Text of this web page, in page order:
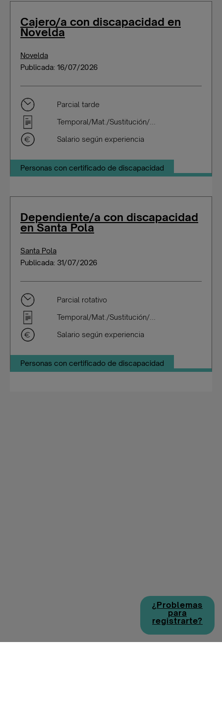
Cajero/a con discapacidad en
Novelda
Novelda
Publicada: 16/07/2026
Parcial tarde
Temporal/Mat./Sustitución/...
Salario según experiencia
Personas con certificado de discapacidad
Dependiente/a con discapacidad
en Santa Pola
Santa Pola
Publicada: 31/07/2026
Parcial rotativo
Temporal/Mat./Sustitución/...
Salario según experiencia
Personas con certificado de discapacidad
¿Problemas
para
registrarte?